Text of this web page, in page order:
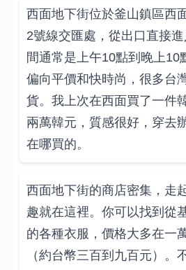
西面地下街位於釜山鎮區西
2號線交匯處，從出口直接
間通常是上午10點到晚上10
偏向平價和快時尚，很多台
貨。我上次在西面買了一件
兩萬韓元，質感很好，穿去
在哪買的。
西面地下街的商店密集，走
趣就在這裡。你可以找到從
的各種衣服，價格大多在一
（約台幣三百到九百元）。